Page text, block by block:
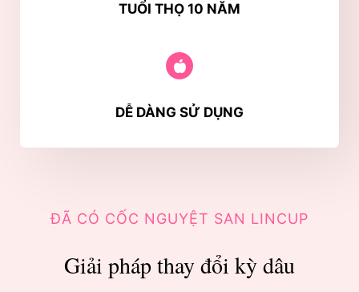
TUỔI THỌ 10 NĂM
DỄ DÀNG SỬ DỤNG
ĐÃ CÓ CỐC NGUYỆT SAN LINCUP
Giải pháp thay đổi kỳ dâu